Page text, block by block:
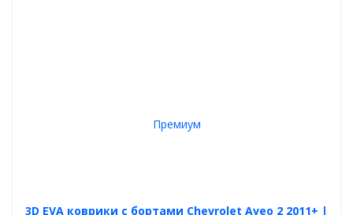
3D EVA коврики с бортами Chevrolet Aveo 2 2011+ |